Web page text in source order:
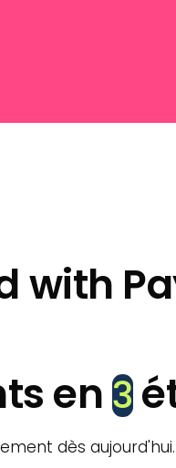
with
en3
dès aujourd'hui.